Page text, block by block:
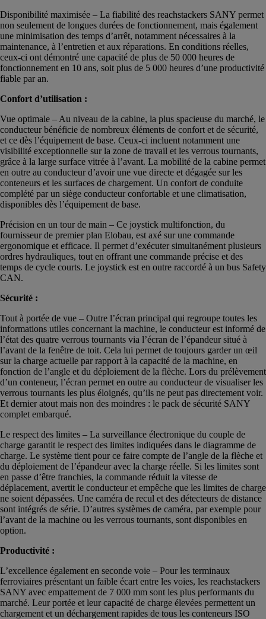
Disponibilité maximisée – La fiabilité des reachstackers SANY permet
non seulement de longues durées de fonctionnement, mais également
une minimisation des temps d’arrêt, notamment nécessaires à la
maintenance, à l’entretien et aux réparations. En conditions réelles,
ceux-ci ont démontré une capacité de plus de 50 000 heures de
fonctionnement en 10 ans, soit plus de 5 000 heures d’une productivité
fiable par an.
Confort d’utilisation :
Vue optimale – Au niveau de la cabine, la plus spacieuse du marché, le
conducteur bénéficie de nombreux éléments de confort et de sécurité,
et ce dès l’équipement de base. Ceux-ci incluent notamment une
visibilité exceptionnelle sur la zone de travail et les verrous tournants,
grâce à la large surface vitrée à l’avant. La mobilité de la cabine permet
en outre au conducteur d’avoir une vue directe et dégagée sur les
conteneurs et les surfaces de chargement. Un confort de conduite
complété par un siège conducteur confortable et une climatisation,
disponibles dès l’équipement de base.
Précision en un tour de main – Ce joystick multifonction, du
fournisseur de premier plan Elobau, est axé sur une commande
ergonomique et efficace. Il permet d’exécuter simultanément plusieurs
ordres hydrauliques, tout en offrant une commande précise et des
temps de cycle courts. Le joystick est en outre raccordé à un bus Safety
CAN.
Sécurité :
Tout à portée de vue – Outre l’écran principal qui regroupe toutes les
informations utiles concernant la machine, le conducteur est informé de
l’état des quatre verrous tournants via l’écran de l’épandeur situé à
l’avant de la fenêtre de toit. Cela lui permet de toujours garder un œil
sur la charge actuelle par rapport à la capacité de la machine, en
fonction de l’angle et du déploiement de la flèche. Lors du prélèvement
d’un conteneur, l’écran permet en outre au conducteur de visualiser les
verrous tournants les plus éloignés, qu’ils ne peut pas directement voir.
Et dernier atout mais non des moindres : le pack de sécurité SANY
complet embarqué.
Le respect des limites – La surveillance électronique du couple de
charge garantit le respect des limites indiquées dans le diagramme de
charge. Le système tient pour ce faire compte de l’angle de la flèche et
du déploiement de l’épandeur avec la charge réelle. Si les limites sont
en passe d’être franchies, la commande réduit la vitesse de
déplacement, avertit le conducteur et empêche que les limites de charge
ne soient dépassées. Une caméra de recul et des détecteurs de distance
sont intégrés de série. D’autres systèmes de caméra, par exemple pour
l’avant de la machine ou les verrous tournants, sont disponibles en
option.
Productivité :
L’excellence également en seconde voie – Pour les terminaux
ferroviaires présentant un faible écart entre les voies, les reachstackers
SANY avec empattement de 7 000 mm sont les plus performants du
marché. Leur portée et leur capacité de charge élevées permettent un
chargement et un déchargement rapides de tous les conteneurs ISO